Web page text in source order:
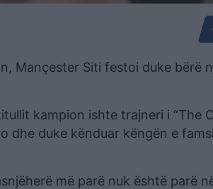
Mançester Siti festoi duke bërë
kampion ishte trajneri i “The
duke kënduar këngën e
më parë nuk është parë